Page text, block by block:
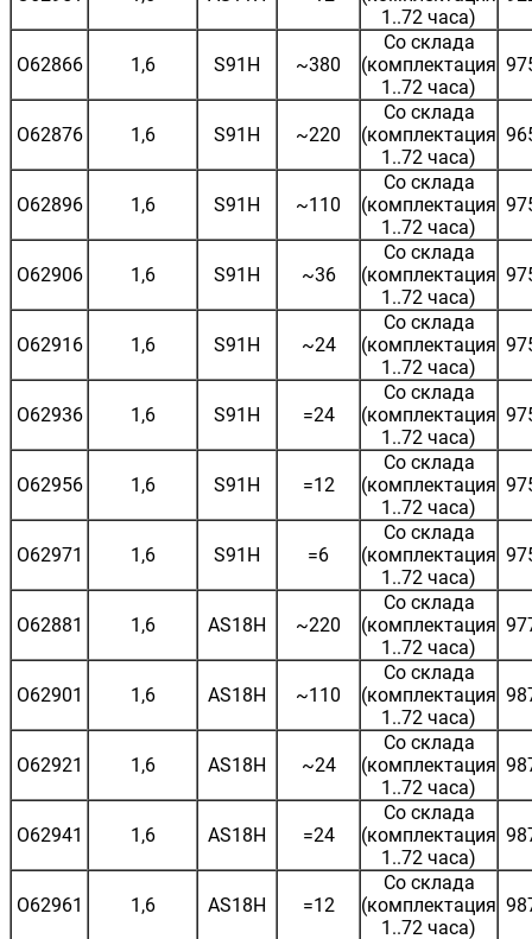
1..72 часа)
O62866 1,6 S91H ~380
Со склада
(комплектация
1..72 часа)
O62876 1,6 S91H ~220
Со склада
(комплектация
1..72 часа)
O62896 1,6 S91H ~110
Со склада
(комплектация
1..72 часа)
O62906 1,6 S91H ~36
Со склада
(комплектация
1..72 часа)
O62916 1,6 S91H ~24
Со склада
(комплектация
1..72 часа)
O62936 1,6 S91H =24
Со склада
(комплектация
1..72 часа)
O62956 1,6 S91H =12
Со склада
(комплектация
1..72 часа)
O62971 1,6 S91H =6
Со склада
(комплектация
1..72 часа)
O62881 1,6 AS18H ~220
Со склада
(комплектация
1..72 часа)
O62901 1,6 AS18H ~110
Со склада
(комплектация
1..72 часа)
O62921 1,6 AS18H ~24
Со склада
(комплектация
1..72 часа)
O62941 1,6 AS18H =24
Со склада
(комплектация
1..72 часа)
O62961 1,6 AS18H =12
Со склада
(комплектация
1..72 часа)